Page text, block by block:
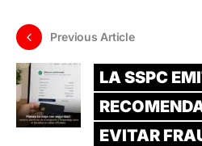
Previous Article
LA SSPC
EVITAR